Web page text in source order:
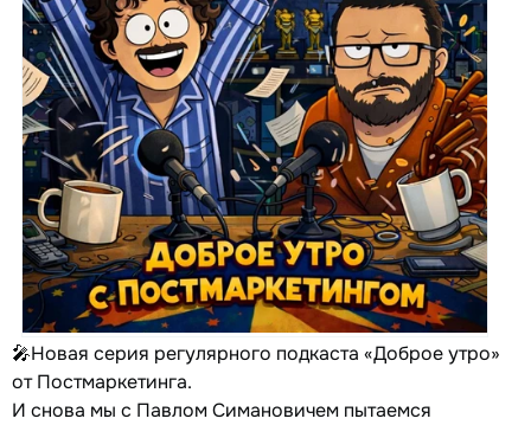
🎤Новая серия регулярного подкаста «Доброе утро»
от Постмаркетинга.
И снова мы с Павлом Симановичем пытаемся